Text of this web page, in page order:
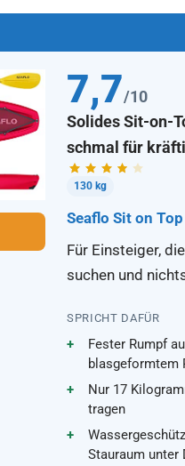
7,7/10
Solides Sit-on-
schmal für
130 kg
Seaflo Sit on Top
Für Einsteiger,
suchen und
SPRICHT DAFÜR
Fester Rumpf
blasgeformtem
Nur 17
tragen
Stauraum unter